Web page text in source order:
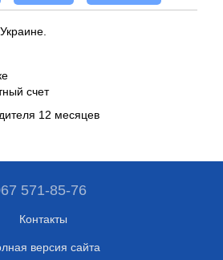
счет
12 месяцев
571-85-76
Контакты
версия сайта